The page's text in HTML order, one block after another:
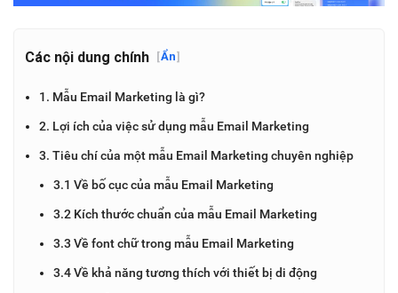
Các nội dung chính [Ẩn]
1. Mẫu Email Marketing là gì?
2. Lợi ích của việc sử dụng mẫu Email Marketing
3. Tiêu chí của một mẫu Email Marketing chuyên nghiệp
3.1 Về bố cục của mẫu Email Marketing
3.2 Kích thước chuẩn của mẫu Email Marketing
3.3 Về font chữ trong mẫu Email Marketing
3.4 Về khả năng tương thích với thiết bị di động